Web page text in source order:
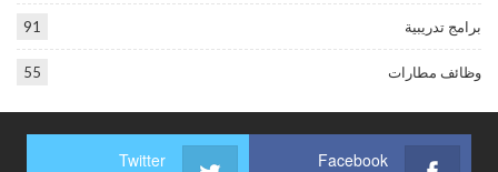
برامج تدريبية 91
وظائف مطارات 55
Facebook
Twitter